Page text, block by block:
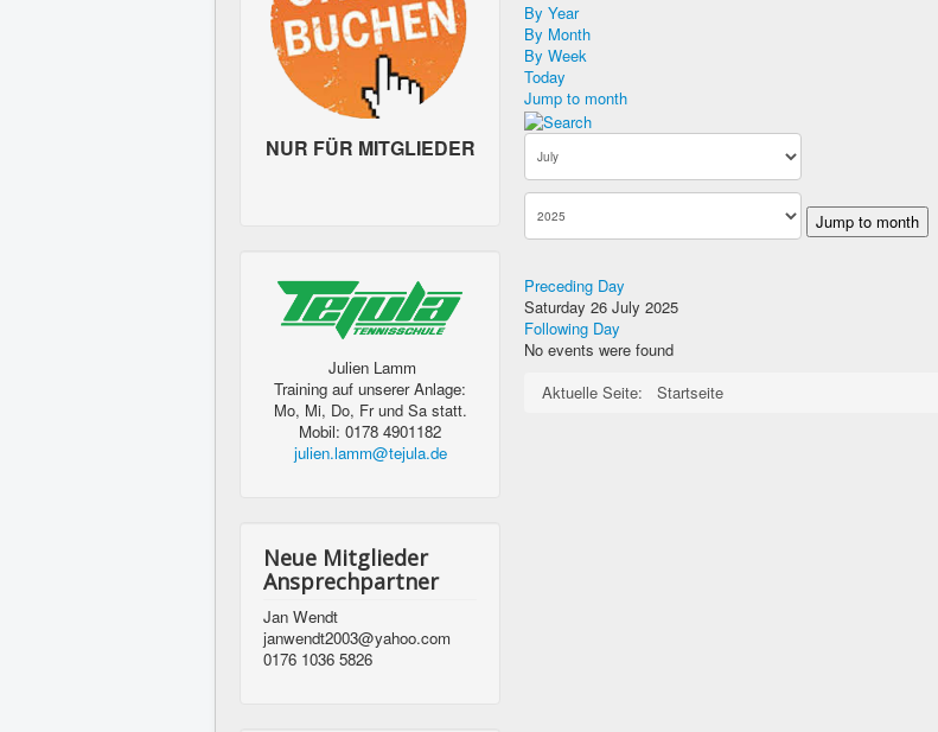
NUR FÜR MITGLIEDER
Julien Lamm
Training auf unserer Anlage:
Mo, Mi, Do, Fr und Sa statt.
Mobil: 0178 4901182
julien.lamm@tejula.de
Neue Mitglieder
Ansprechpartner
Jan Wendt
janwendt2003@yahoo.com
0176 1036 5826
By Year
By Month
By Week
Today
Jump to month
Jump to month
Preceding Day
Saturday 26 July 2025
Following Day
No events were found
Aktuelle Seite:
Startseite